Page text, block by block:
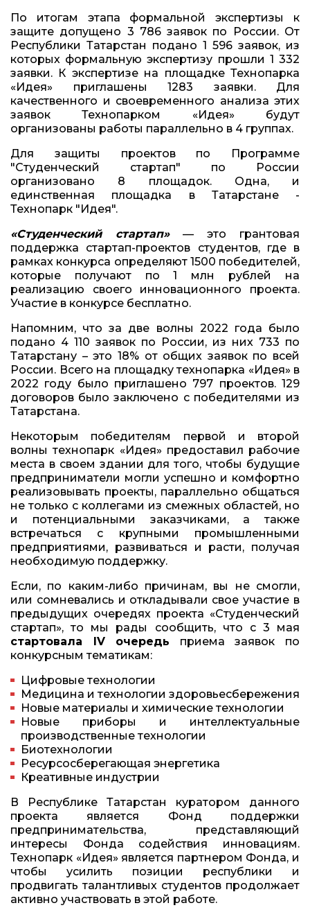
По итогам этапа формальной экспертизы к
защите допущено 3 786 заявок по России. От
Республики Татарстан подано 1 596 заявок, из
которых формальную экспертизу прошли 1 332
заявки. К экспертизе на площадке Технопарка
«Идея» приглашены 1283 заявки. Для
качественного и своевременного анализа этих
заявок Технопарком «Идея» будут
организованы работы параллельно в 4 группах.
Для защиты проектов по Программе
"Студенческий стартап" по России
организовано 8 площадок. Одна, и
единственная площадка в Татарстане -
Технопарк "Идея".
«Студенческий стартап»— это грантовая
поддержка стартап-проектов студентов, где в
рамках конкурса определяют 1500 победителей,
которые получают по 1 млн рублей на
реализацию своего инновационного проекта.
Участие в конкурсе бесплатно.
Напомним, что за две волны 2022 года было
подано 4 110 заявок по России, из них 733 по
Татарстану – это 18% от общих заявок по всей
России. Всего на площадку технопарка «Идея» в
2022 году было приглашено 797 проектов. 129
договоров было заключено с победителями из
Татарстана.
Некоторым победителям первой и второй
волны технопарк «Идея» предоставил рабочие
места в своем здании для того, чтобы будущие
предприниматели могли успешно и комфортно
реализовывать проекты, параллельно общаться
не только с коллегами из смежных областей, но
и потенциальными заказчиками, а также
встречаться с крупными промышленными
предприятиями, развиваться и расти, получая
необходимую поддержку.
Если, по каким-либо причинам, вы не смогли,
или сомневались и откладывали свое участие в
предыдущих очередях проекта «Студенческий
стартап», то мы рады сообщить, что с 3 мая
стартовала IV очередь приема заявок по
конкурсным тематикам:
Цифровые технологии
Медицина и технологии здоровьесбережения
Новые материалы и химические технологии
Новые приборы и интеллектуальные
производственные технологии
Биотехнологии
Ресурсосберегающая энергетика
Креативные индустрии
В Республике Татарстан куратором данного
проекта является Фонд поддержки
предпринимательства, представляющий
интересы Фонда содействия инновациям.
Технопарк «Идея» является партнером Фонда, и
чтобы усилить позиции республики и
продвигать талантливых студентов продолжает
активно участвовать в этой работе.